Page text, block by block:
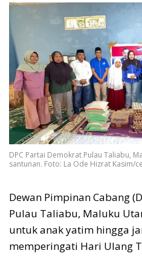
DPC Partai Demokrat Pulau Taliabu,
santunan. Foto: La Ode Hizrat Kasim/
Dewan Pimpinan Cabang
Pulau Taliabu, Maluku
untuk anak yatim hingga
memperingati Hari Ulang